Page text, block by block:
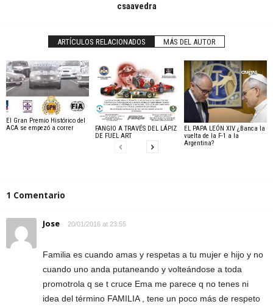
csaavedra
ARTÍCULOS RELACIONADOS MÁS DEL AUTOR
El Gran Premio Histórico del
ACA se empezó a correr
FANGIO A TRAVÉS DEL LÁPIZ
DE FUEL ART
EL PAPA LEÓN XIV ¿Banca la
vuelta de la F-1 a la
Argentina?
1 Comentario
Jose 20/01/2016 at 23:55
Familia es cuando amas y respetas a tu mujer e hijo y no
cuando uno anda putaneando y volteándose a toda
promotrola q se t cruce Ema me parece q no tenes ni
idea del término FAMILIA , tene un poco más de respeto